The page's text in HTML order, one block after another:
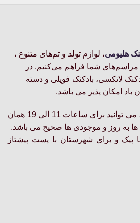
هلیومی، لوازم تولد و تم‌های متنوع ،
شما فراهم می‌کنیم. در
لاتکسی، بادکنک فویلی و دسته
باد امکان پذیر می باشد.
اگر داخل تهران هستین ، می توانید برای ساعات 11 الی 19 همان
ها به روز و موجودی ها صحیح می باشد.
پیک و برای شهرستان با پست پیشتاز